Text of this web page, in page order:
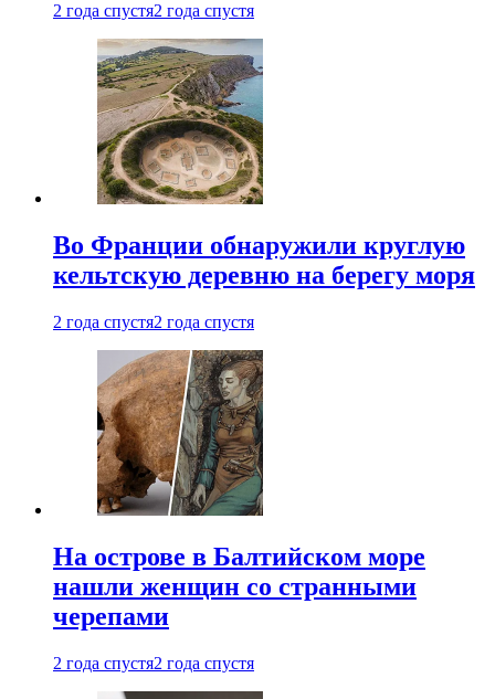
2 года спустя2 года спустя
Во Франции обнаружили круглую
кельтскую деревню на берегу моря
2 года спустя2 года спустя
На острове в Балтийском море
нашли женщин со странными
черепами
2 года спустя2 года спустя